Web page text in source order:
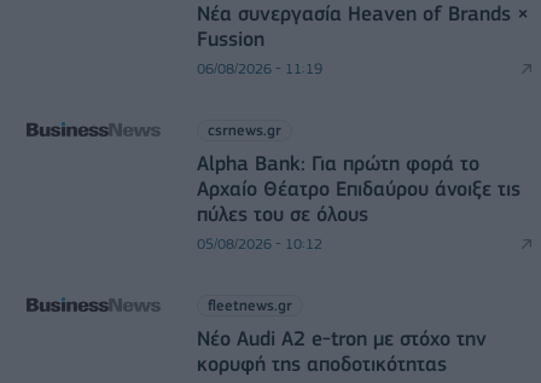
Νέα συνεργασία Heaven of Brands ×
Fussion
06/08/2026 - 11:19
csrnews.gr
Alpha Bank: Για πρώτη φορά το
Αρχαίο Θέατρο Επιδαύρου άνοιξε τις
πύλες του σε όλους
05/08/2026 - 10:12
fleetnews.gr
Νέο Audi A2 e-tron με στόχο την
κορυφή της αποδοτικότητας